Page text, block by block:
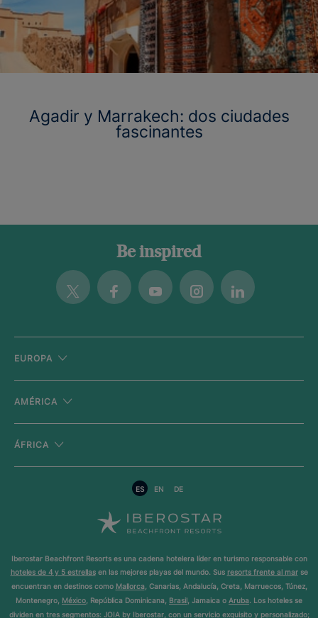
Agadir y Marrakech: dos ciudades
fascinantes
Be inspired
Twitter FacebookYoutubeInstagramLinkedin
EUROPA
AMÉRICA
ÁFRICA
ES EN DE
Iberostar Beachfront Resorts es una cadena hotelera líder en turismo responsable con
hoteles de 4 y 5 estrellasen las mejores playas del mundo. Sus resorts frente al marse
encuentran en destinos como Mallorca, Canarias, Andalucía, Creta, Marruecos, Túnez,
Montenegro, México, República Dominicana, Brasil, Jamaica o Aruba. Los hoteles se
dividen en tres segmentos: JOIA by Iberostar, con un servicio exquisito y personalizado;